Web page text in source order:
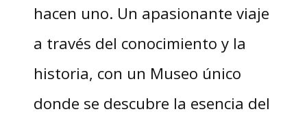
hacen uno. Un apasionante viaje
a través del conocimiento y la
historia, con un Museo único
donde se descubre la esencia del